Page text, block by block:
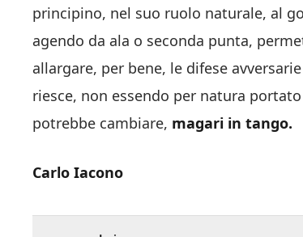
principino, nel suo ruolo naturale, al
agendo da ala o seconda punta,
allargare, per bene, le difese
riesce, non essendo per natura
potrebbe cambiare, magari in tango.
Carlo Iacono